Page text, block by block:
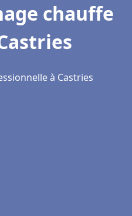
chauffe
à Castries